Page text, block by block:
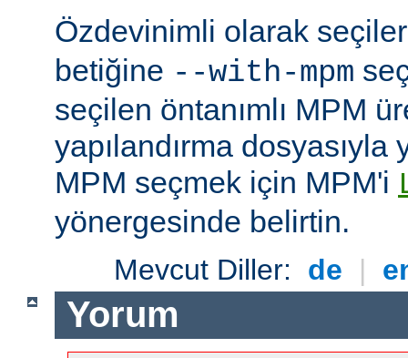
Özdevinimli olarak
betiğine --with-mpm
seçilen öntanımlı MPM
yapılandırma dosyasıyla
MPM seçmek için MPM'i
yönergesinde belirtin.
Mevcut Diller: de |
Yorum